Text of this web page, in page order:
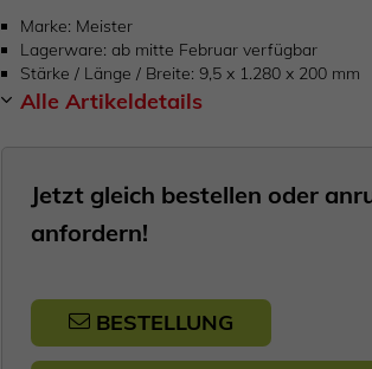
Marke Meister
Lagerware ab mitte Februar verfügbar
Stärke / Länge / Breite 9,5 x 1.280 x 200 mm
Alle Artikeldetails
Jetzt gleich bestellen oder
anfordern!
BESTELLUNG